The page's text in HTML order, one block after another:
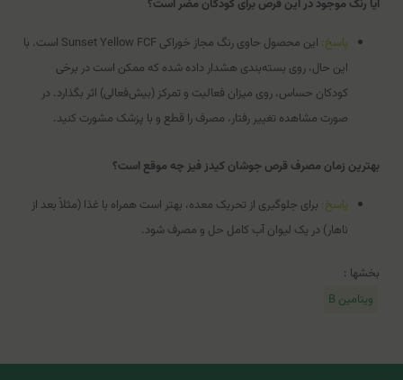
پاسخ:
این محصول حاوی رنگ مجاز خوراکی Sunset Yellow FCF است. با
این حال، روی بسته‌بندی هشدار داده شده که ممکن است در برخی
کودکان حساس، روی میزان فعالیت و تمرکز (بیش‌فعالی) اثر بگذارد. در
صورت مشاهده تغییر رفتار، مصرف را قطع و با پزشک مشورت کنید.
بهترین زمان مصرف قرص جوشان کیدز فیز چه موقع است؟
پاسخ: برای جلوگیری از تحریک معده، بهتر است همراه با غذا (مثلاً بعد از
ناهار) در یک لیوان آب کامل حل و مصرف شود.
بخشها :
ویتامین B